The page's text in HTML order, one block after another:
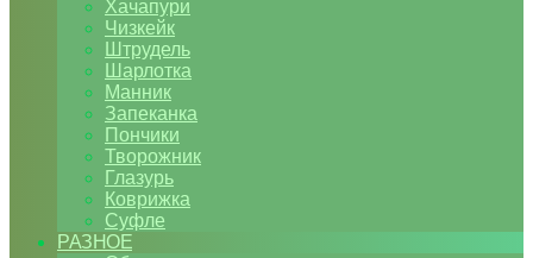
Хачапури
Чизкейк
Штрудель
Шарлотка
Манник
Запеканка
Пончики
Творожник
Глазурь
Коврижка
Суфле
РАЗНОЕ